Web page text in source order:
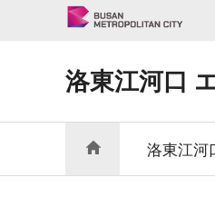
洛東江河口
洛東江河